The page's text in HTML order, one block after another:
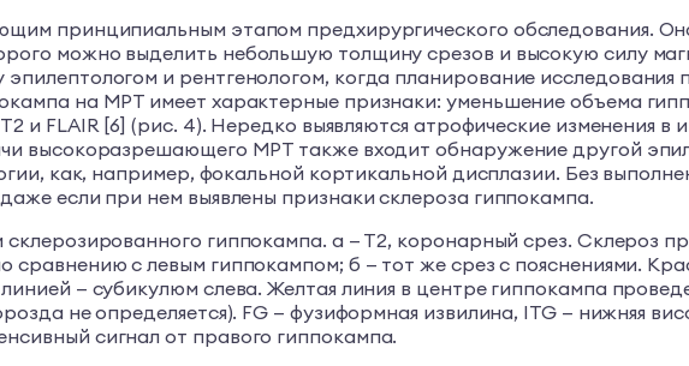
принципиальным этапом предхирургического обследования.
можно выделить небольшую толщину срезов и высокую силу
и рентгенологом, когда планирование
на МРТ имеет характерные признаки: уменьшение объема
и FLAIR [6] (рис. 4). Нередко выявляются атрофические изменения
высокоразрешающего МРТ также входит обнаружение другой
как, например, фокальной кортикальной дисплазии. Без
если при нем выявлены признаки склероза гиппокампа.
гиппокампа. а — Т2, коронарный срез. Склероз
сравнению с левым гиппокампом; б — тот же срез с пояснениями.
— субикулюм слева. Желтая линия в центре гиппокампа
не определяется). FG — фузиформная извилина, ITG — нижняя
сигнал от правого гиппокампа.